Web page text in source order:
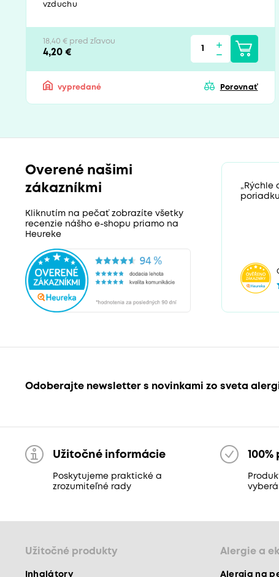
vzduchu
18,40 € pred zľavou
4,20 €
vypredané Porovnať
Overené našimi
zákazníkmi
Kliknutím na pečať zobrazíte všetky
recenzie nášho e-shopu priamo na
Heureke
„Rýchle
Odoberajte newsletter s novinkami zo sveta
Užitočné informácie
Poskytujeme praktické a
zrozumiteľné rady
Užitočné produkty
Inhalátory
Alergie a
Alergia na